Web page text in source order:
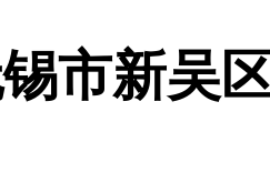
市新吴